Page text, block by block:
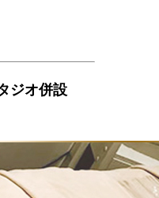
ジオ併設